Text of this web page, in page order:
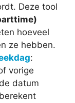
Deze tool
hoeveel
ze hebben.
:
vorige
datum